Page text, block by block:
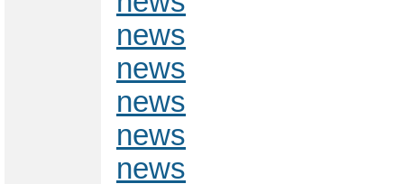
news
news
news
news
news